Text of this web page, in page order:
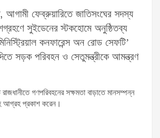
আগামী ফেব্রুয়ারিতে জাতিসংঘের সদস্য
সুইডেনের স্টকহোমে অনুষ্ঠিতব্য
কনফারেন্স অন রোড সেফটি’
সড়ক পরিবহন ও সেতুমন্ত্রীকে আমন্ত্রণ
রাজধানীতে গণপরিবহনের সক্ষমতা বাড়াতে মানসম্পন্ন
আগ্রহ প্রকাশ করেন।